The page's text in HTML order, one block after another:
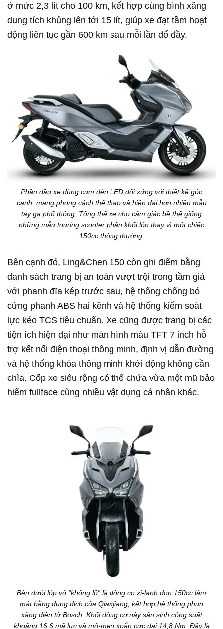
ở mức 2,3 lít cho 100 km, kết hợp cùng bình xăng
dung tích khủng lên tới 15 lít, giúp xe đạt tầm hoạt
động liên tục gần 600 km sau mỗi lần đổ đầy.
Phần đầu xe dùng cụm đèn LED đối xứng với thiết kế góc
cạnh, mang phong cách thể thao và hiện đại hơn nhiều mẫu
tay ga phổ thông. Tổng thể xe cho cảm giác bề thế giống
những mẫu touring scooter phân khối lớn thay vì một chiếc
150cc thông thường.
Bên cạnh đó, Ling&Chen 150 còn ghi điểm bằng
danh sách trang bị an toàn vượt trội trong tầm giá
với phanh đĩa kép trước sau, hệ thống chống bó
cứng phanh ABS hai kênh và hệ thống kiểm soát
lực kéo TCS tiêu chuẩn. Xe cũng được trang bị các
tiện ích hiện đại như màn hình màu TFT 7 inch hỗ
trợ kết nối điện thoại thông minh, định vị dẫn đường
và hệ thống khóa thông minh khởi động không cần
chìa. Cốp xe siêu rộng có thể chứa vừa một mũ bảo
hiểm fullface cùng nhiều vật dụng cá nhân khác.
Bên dưới lớp vỏ “khổng lồ” là động cơ xi-lanh đơn 150cc làm
mát bằng dung dịch của Qianjiang, kết hợp hệ thống phun
xăng điện tử Bosch. Khối động cơ này sản sinh công suất
khoảng 16,6 mã lực và mô-men xoắn cực đại 14,8 Nm. Đây là